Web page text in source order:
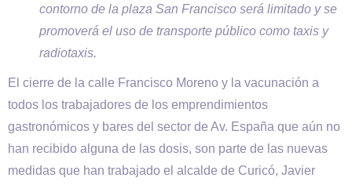
contorno de la plaza San Francisco será limitado y se
promoverá el uso de transporte público como taxis y
radiotaxis.
El cierre de la calle Francisco Moreno y la vacunación a
todos los trabajadores de los emprendimientos
gastronómicos y bares del sector de Av. España que aún no
han recibido alguna de las dosis, son parte de las nuevas
medidas que han trabajado el alcalde de Curicó, Javier